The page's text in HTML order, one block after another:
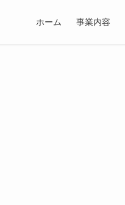
ホーム 事業内容